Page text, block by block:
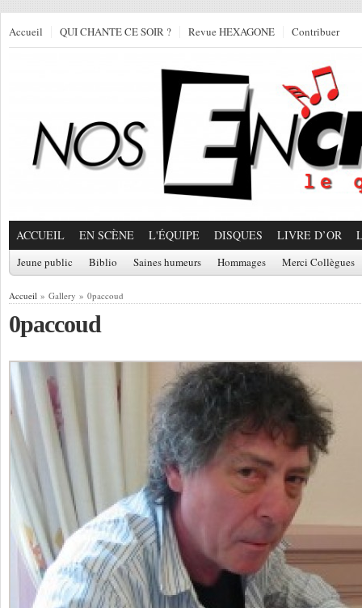
Accueil QUI CHANTE CE SOIR ? Revue HEXAGONE Contribuer
ACCUEIL EN SCÈNE L'ÉQUIPE DISQUES LIVRE D’OR
Jeune public Biblio Saines humeurs Hommages Merci Collègues
Accueil » Gallery » 0paccoud
0paccoud